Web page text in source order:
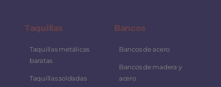
Taquillas
Taquillas metálicas
baratas
Taquillas soldadas
Bancos
Bancos de acero
Bancos de madera y
acero